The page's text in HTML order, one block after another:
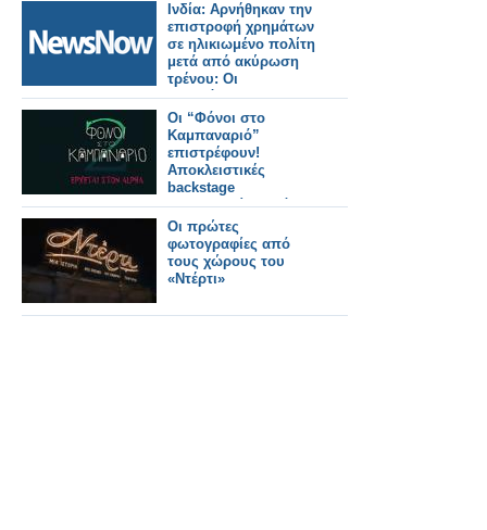
Ινδία: Αρνήθηκαν την
επιστροφή χρημάτων
σε ηλικιωμένο πολίτη
μετά από ακύρωση
τρένου: Οι
σιδηρόδρομοι
διατάχθηκαν να
καταβάλουν
αποζημίωση 25.000
Ρουπίες.
Οι “Φόνοι στο
Καμπαναριό”
επιστρέφουν!
Αποκλειστικές
backstage
φωτογραφίες από τα
γυρίσματα!
Οι πρώτες
φωτογραφίες από
τους χώρους του
«Ντέρτι»